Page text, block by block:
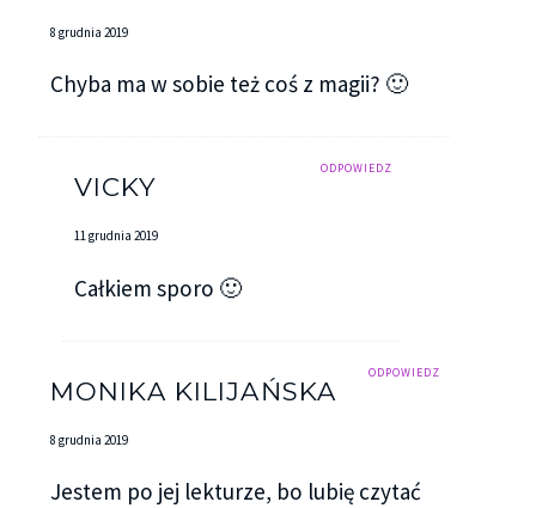
8 grudnia 2019
Chyba ma w sobie też coś z magii? 🙂
ODPOWIEDZ
VICKY
11 grudnia 2019
Całkiem sporo 🙂
ODPOWIEDZ
MONIKA KILIJAŃSKA
8 grudnia 2019
Jestem po jej lekturze, bo lubię czytać